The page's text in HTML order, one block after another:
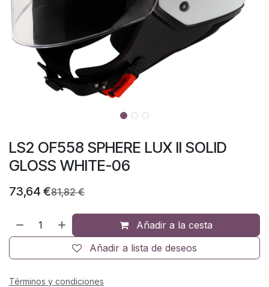
LS2 OF558 SPHERE LUX II SOLID
GLOSS WHITE-06
73,64 €81,82€
Añadir a la cesta
Añadir a lista de deseos
Términos y condiciones